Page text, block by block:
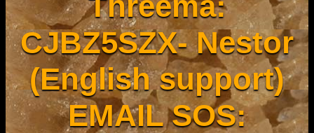
CJBZ5SZX- Nestor
(English support)
EMAIL SOS: